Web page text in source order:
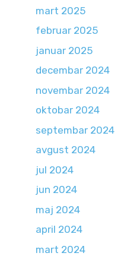
mart 2025
februar 2025
januar 2025
decembar 2024
novembar 2024
oktobar 2024
septembar 2024
avgust 2024
jul 2024
jun 2024
maj 2024
april 2024
mart 2024